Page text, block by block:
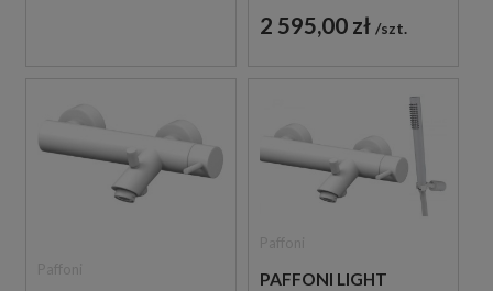
BIAŁA
2 595,00 zł szt.
PAFFONI LIGHT